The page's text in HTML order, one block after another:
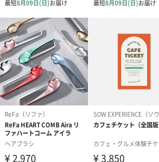
包装紙
ラッピングを施してお届けいたします。